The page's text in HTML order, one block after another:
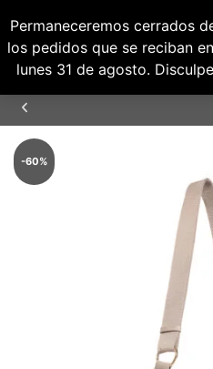
Permaneceremos cerrados
los pedidos que se reciban
lunes 31 de agosto.
0,00€
0
ENVÍOS GRATUITOS PARA
-60%